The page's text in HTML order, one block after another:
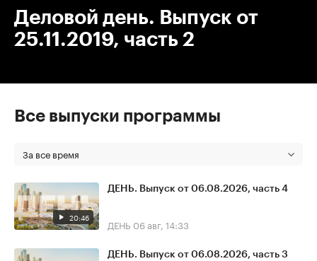
Деловой день. Выпуск от
25.11.2019, часть 2
Все выпуски программы
За все время
20:46
ДЕНЬ. Выпуск от 06.08.2026, часть 4
ДЕНЬ 06 авг, 14:33
ДЕНЬ. Выпуск от 06.08.2026, часть 3